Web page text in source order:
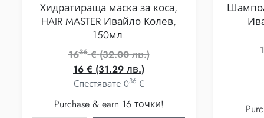
Хидратираща маска за коса,
HAIR MASTER Ивайло Колев,
150мл.
1636 € (32.00 лв.)Original
1636 €
16 € (31.29 лв.)
Спестявате 036 €
Purchase & earn 16 точки!